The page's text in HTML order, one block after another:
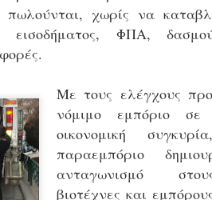
πωλούνται, χωρίς να
ΦΠΑ,
Με τους ελέγχους
νόμιμο εμπόριο σε
οικονομική
παραεμπόριο
ανταγωνισμό
βιοτέχνες και
τμήματα δοκιμων Αστυφυλάκων
και Μουζακίου το 2ο μέρος της
εκπαίδευσης 4/5 - 31/5
έκδοση εγκυκλιου οδηγιών σχετικά με
Δυναμικού Δημοτικής
Τοπ. Αυτοδιοίκησης, της
Διοίκησης του Υπ. Εσωτερικών.
Δημοσιέυθηκε στο ΦΕΚ Β' 1682/
Απόφαση 16458 με θέμα;:
Επιμόρφωση του ειδικού
δημοτικής αστυνομίας»
στο ΦΕΚ Β' 1682/26-03-2026